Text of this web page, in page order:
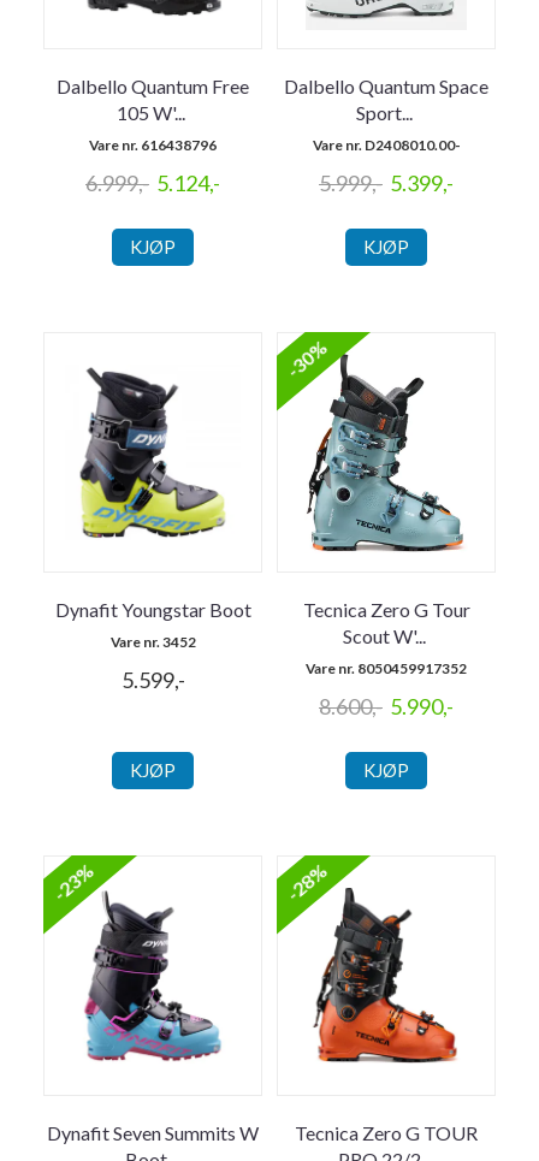
Dalbello Quantum Free
105 W'...
Vare nr. 616438796
6.999,- 5.124,-
KJØP
Dalbello Quantum Space
Sport...
Vare nr. D2408010.00-
5.999,- 5.399,-
KJØP
Dynafit Youngstar Boot
Vare nr. 3452
5.599,-
KJØP
-30%
Tecnica Zero G Tour
Scout W'...
Vare nr. 8050459917352
8.600,- 5.990,-
KJØP
-23%
Dynafit Seven Summits W
-28%
Tecnica Zero G TOUR